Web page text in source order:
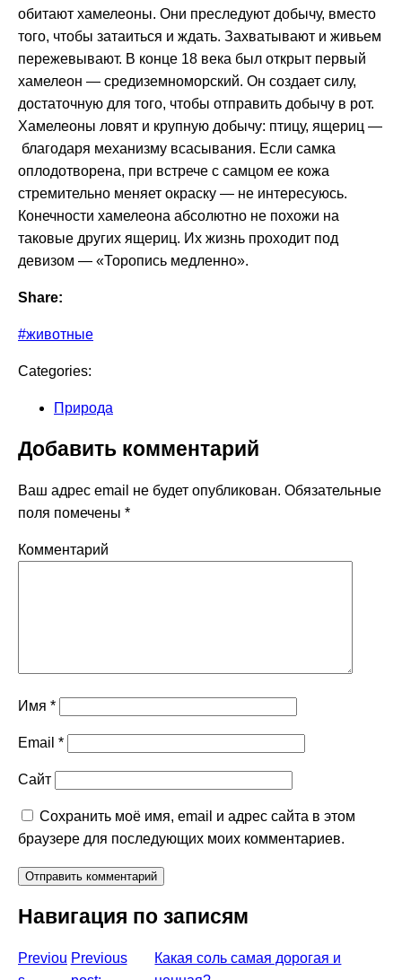
обитают хамелеоны. Они преследуют добычу, вместо
того, чтобы затаиться и ждать. Захватывают и живьем
пережевывают. В конце 18 века был открыт первый
хамелеон — средиземноморский. Он создает силу,
достаточную для того, чтобы отправить добычу в рот.
Хамелеоны ловят и крупную добычу: птицу, ящериц —
благодаря механизму всасывания. Если самка
оплодотворена, при встрече с самцом ее кожа
стремительно меняет окраску — не интересуюсь.
Конечности хамелеона абсолютно не похожи на
таковые других ящериц. Их жизнь проходит под
девизом — «Торопись медленно».
Share:
#животные
Categories:
Природа
Добавить комментарий
Ваш адрес email не будет опубликован. Обязательные
поля помечены *
Комментарий
Имя *
Email *
Сайт
Сохранить моё имя, email и адрес сайта в этом
браузере для последующих моих комментариев.
Навигация по записям
Previou Previous
Какая соль самая дорогая и